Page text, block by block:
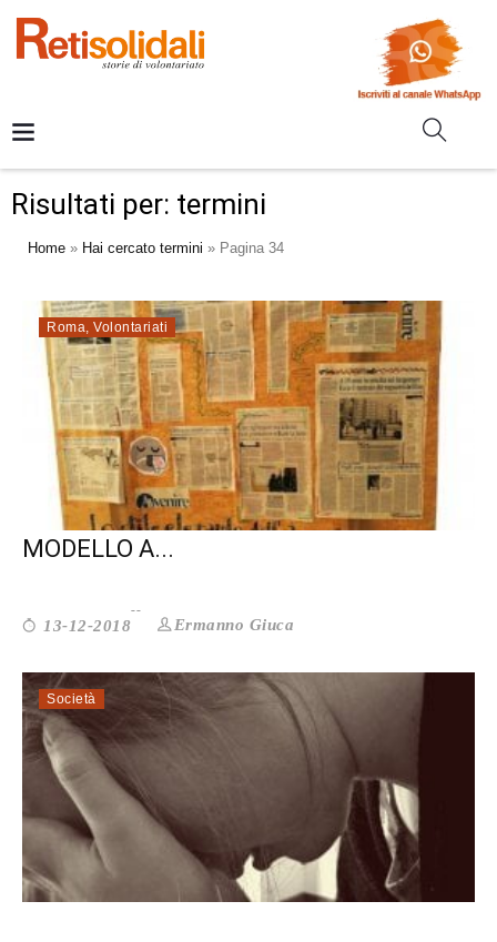
Risultati per: termini
Home » Hai cercato termini » Pagina 34
Roma Volontariati
VOLONTARIATO MUNICIPALE: UN
MODELLO A...
13-12-2018 Ermanno Giuca
Società
VIOLENZA SULLE DONNE: NON UN’EM...